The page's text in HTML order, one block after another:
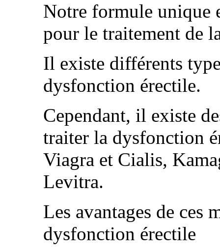
Notre formule unique
pour le traitement de
Il existe différents
dysfonction érectile.
Cependant, il existe
traiter la dysfonction
Viagra et Cialis,
Levitra.
Les avantages de ces
dysfonction érectile